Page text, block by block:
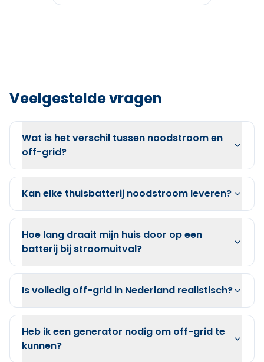
Veelgestelde vragen
Wat is het verschil tussen noodstroom en
off-grid?
Kan elke thuisbatterij noodstroom leveren?
Hoe lang draait mijn huis door op een
batterij bij stroomuitval?
Is volledig off-grid in Nederland realistisch?
Heb ik een generator nodig om off-grid te
kunnen?